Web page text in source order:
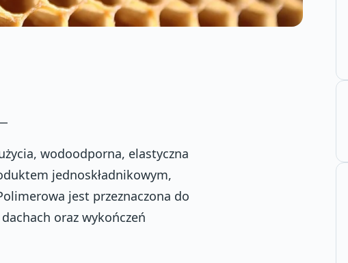
wodoodporna, elastyczna
jednoskładnikowym,
jest przeznaczona do
oraz wykończeń